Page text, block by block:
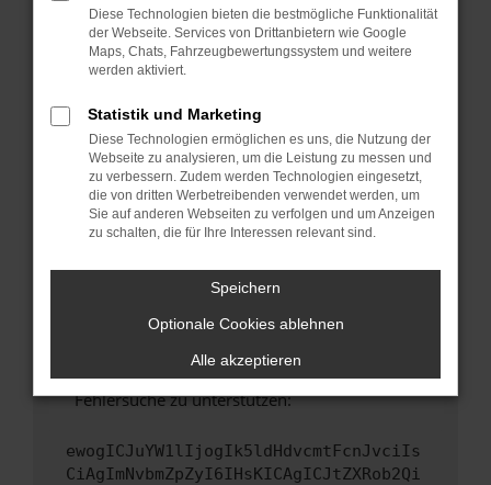
Starte dein Gerät neu.
Das kann manchmal helfen, vorübergehende
Probleme zu beheben.
Betriebssystem auf dem neuesten Stand
sind.
Veraltete Software birgt nicht nur ein
Sicherheitsrisiko, sondern kann auch dazu
führen, dass bestimmte Funktionen nicht mehr
unterstützt werden.
Wende dich an den Webseitenbetreiber.
Wenn du alle oben genannten Schritte versucht
hast, kontaktiere uns bitte. Wir werden
versuchen, das Problem zu beheben. Du kannst
uns diesen Text schicken, um uns bei der
Fehlersuche zu unterstützen:
ewogICJuYW1lIjogIk5ldHdvcmtFcnJvciIs
CiAgImNvbmZpZyI6IHsKICAgICJtZXRob2Qi
Diese Technologien bieten die bestmögliche Funktionalität
der Webseite. Services von Drittanbietern wie Google
Maps, Chats, Fahrzeugbewertungssystem und weitere
werden aktiviert.
Statistik und Marketing
Diese Technologien ermöglichen es uns, die Nutzung der
Webseite zu analysieren, um die Leistung zu messen und
zu verbessern. Zudem werden Technologien eingesetzt,
die von dritten Werbetreibenden verwendet werden, um
Sie auf anderen Webseiten zu verfolgen und um Anzeigen
zu schalten, die für Ihre Interessen relevant sind.
Speichern
Optionale Cookies ablehnen
Alle akzeptieren